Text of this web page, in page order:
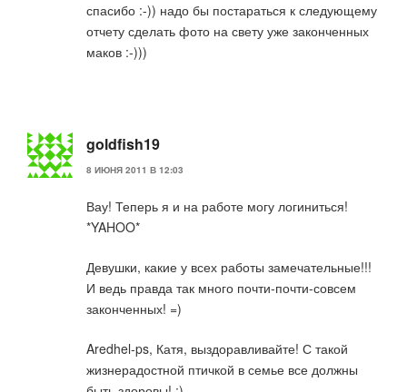
спасибо :-)) надо бы постараться к следующему
отчету сделать фото на свету уже законченных
маков :-)))
goldfish19
8 ИЮНЯ 2011 В 12:03
Вау! Теперь я и на работе могу логиниться!
*YAHOO*
Девушки, какие у всех работы замечательные!!!
И ведь правда так много почти-почти-совсем
законченных! =)
Aredhel-ps, Катя, выздоравливайте! С такой
жизнерадостной птичкой в семье все должны